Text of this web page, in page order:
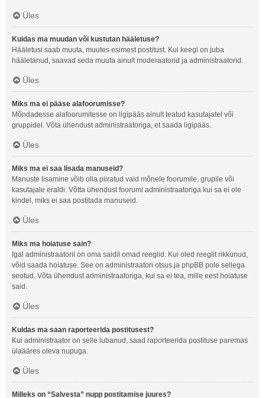
Üles
Kuidas ma muudan või kustutan hääletuse?
Hääletusi saab muuta, muutes esimest postitust. Kui keegi on juba
hääletanud, saavad seda muuta ainult moderaatorid ja administraatorid.
Üles
Miks ma ei pääse alafoorumisse?
Mõndadesse alafoorumitesse on ligipääs ainult teatud kasutajatel või
gruppidel. Võta ühendust administraatoriga, et saada ligipääs.
Üles
Miks ma ei saa lisada manuseid?
Manuste lisamine võib olla piiratud vaid mõnele foorumile, grupile või
kasutajale eraldi. Võtta ühendust foorumi administraatoriga kui sa ei ole
kindel, miks ei saa postitada manuseid.
Üles
Miks ma hoiatuse sain?
Igal administraatoril on oma saidil omad reeglid. Kui oled reeglit rikkunud,
võid saada hoiatuse. See on administraatori otsus ja phpBB pole sellega
seotud. Võta ühendust administraatoriga, kui sa ei tea, mille eest hoiatuse
said.
Üles
Kuidas ma saan raporteerida postitusest?
Kui administraator on selle lubanud, saad raporteerida postituse paremas
ülaääres oleva nupuga.
Üles
Milleks on “Salvesta” nupp postitamise juures?